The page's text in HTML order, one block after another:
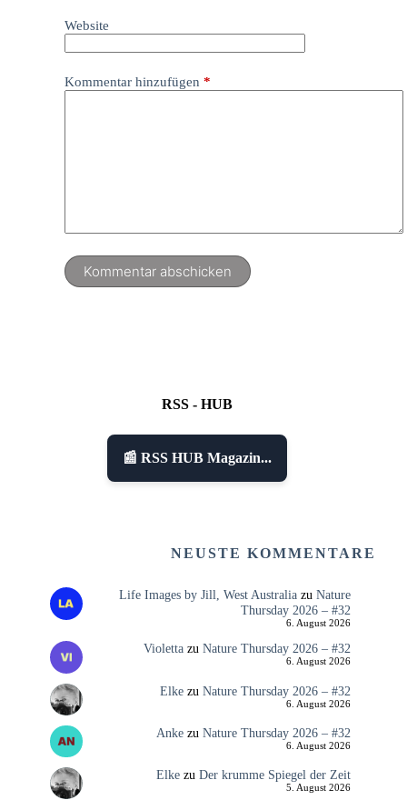
Website
Kommentar hinzufügen *
Kommentar abschicken
RSS - HUB
📰 RSS HUB Magazin...
NEUSTE KOMMENTARE
Life Images by Jill, West Australiazu Nature
Thursday 2026 – #32
6. August 2026
Violettazu Nature Thursday 2026 – #32
6. August 2026
Elkezu Nature Thursday 2026 – #32
6. August 2026
Ankezu Nature Thursday 2026 – #32
6. August 2026
Elkezu Der krumme Spiegel der Zeit
5. August 2026